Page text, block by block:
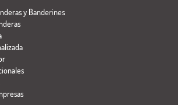
y Banderines